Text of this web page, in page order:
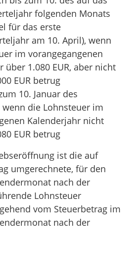
folgenden Monats
für das erste
am 10. April), wenn
im vorangegangenen
über 1.080 EUR, aber nicht
EUR betrug
10. Januar des
wenn die Lohnsteuer im
Kalenderjahr nicht
EUR betrug
ist die auf
umgerechnete, für den
nach der
Lohnsteuer
vom Steuerbetrag im
nach der